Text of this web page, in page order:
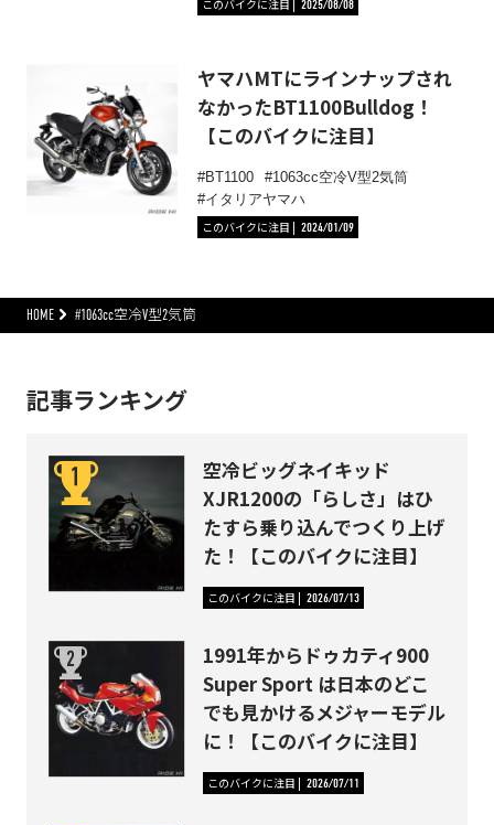
このバイクに注目
2025/08/08
ヤマハMTにラインナップされ
なかったBT1100Bulldog！
【このバイクに注目】
BT1100
1063cc空冷V型2気筒
イタリアヤマハ
このバイクに注目
2024/01/09
HOME #1063cc空冷V型2気筒
記事ランキング
空冷ビッグネイキッド
XJR1200の「らしさ」はひ
たすら乗り込んでつくり上げ
た！【このバイクに注目】
このバイクに注目 2026/07/13
1991年からドゥカティ900
Super Sport は日本のどこ
でも見かけるメジャーモデル
に！【このバイクに注目】
このバイクに注目 2026/07/11